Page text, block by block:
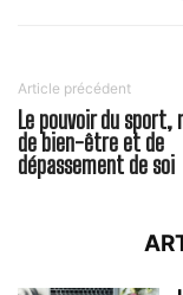
Article précédent
Le pouvoir du sport,
de bien-être et de
dépassement de soi